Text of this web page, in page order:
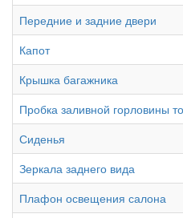
Передние и задние двери
Капот
Крышка багажника
Пробка заливной горловины
Сиденья
Зеркала заднего вида
Плафон освещения салона